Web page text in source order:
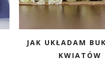
JAK UKŁADAM
KWIATÓW